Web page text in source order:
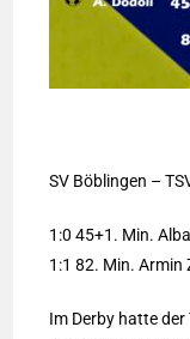
SV Böblingen –
1:0 45+1. Min.
1:1 82. Min. Armin
Im Derby hatte der